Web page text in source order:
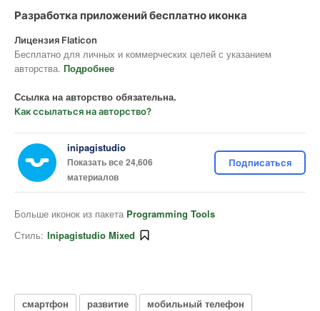
Разработка приложений бесплатно иконка
Лицензия Flaticon
Бесплатно для личных и коммерческих целей с указанием
авторства. Подробнее
Ссылка на авторство обязательна.
Как ссылаться на авторство?
inipagistudio
Показать все 24,606
материалов
Подписаться
Больше иконок из пакета Programming Tools
Стиль: Inipagistudio Mixed
смартфон развитие
мобильный телефон